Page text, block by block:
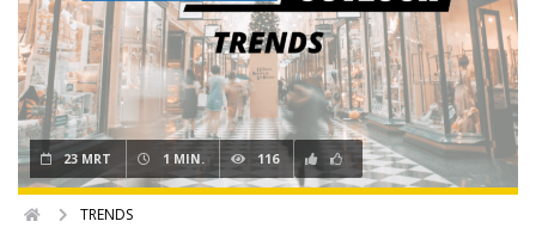
23 MRT 1 MIN. 116
TRENDS